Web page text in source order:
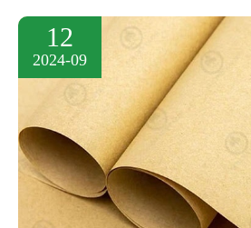
12
2024-09